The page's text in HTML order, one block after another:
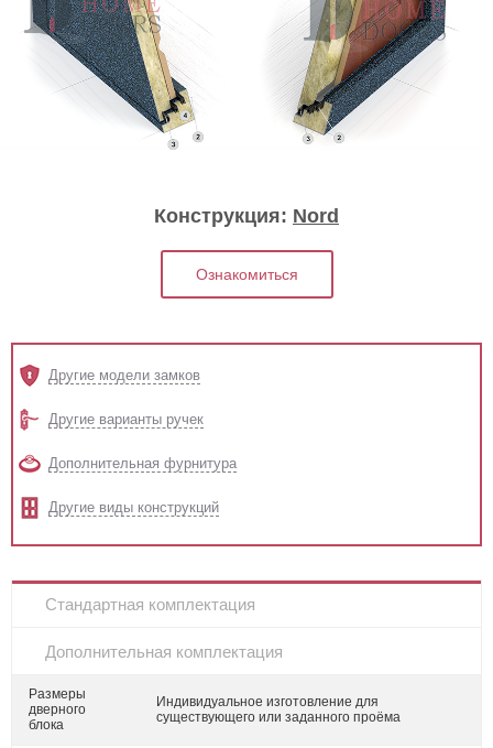
Конструкция: Nord
Ознакомиться
Другие модели замков
Другие варианты ручек
Дополнительная фурнитура
Другие виды конструкций
Стандартная комплектация
Дополнительная комплектация
Размеры
дверного
блока
Индивидуальное изготовление для
существующего или заданного проёма